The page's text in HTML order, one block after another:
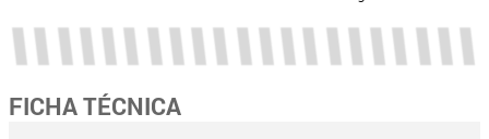
FICHA TÉCNICA